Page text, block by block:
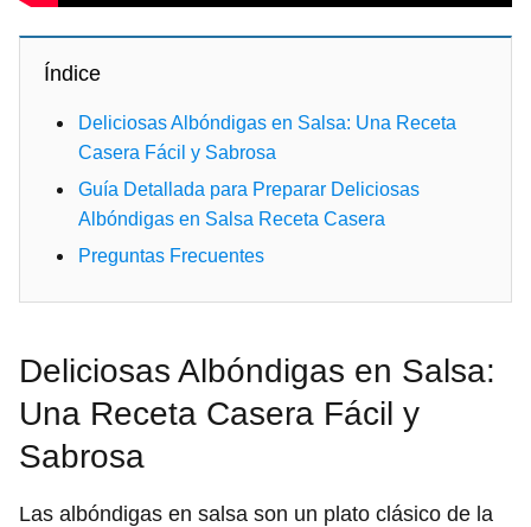
Índice
Deliciosas Albóndigas en Salsa: Una Receta
Casera Fácil y Sabrosa
Guía Detallada para Preparar Deliciosas
Albóndigas en Salsa Receta Casera
Preguntas Frecuentes
Deliciosas Albóndigas en Salsa:
Una Receta Casera Fácil y
Sabrosa
Las albóndigas en salsa son un plato clásico de la